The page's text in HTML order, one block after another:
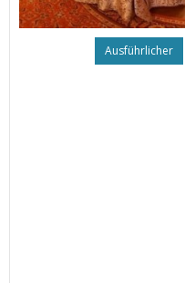
Ausführlicher